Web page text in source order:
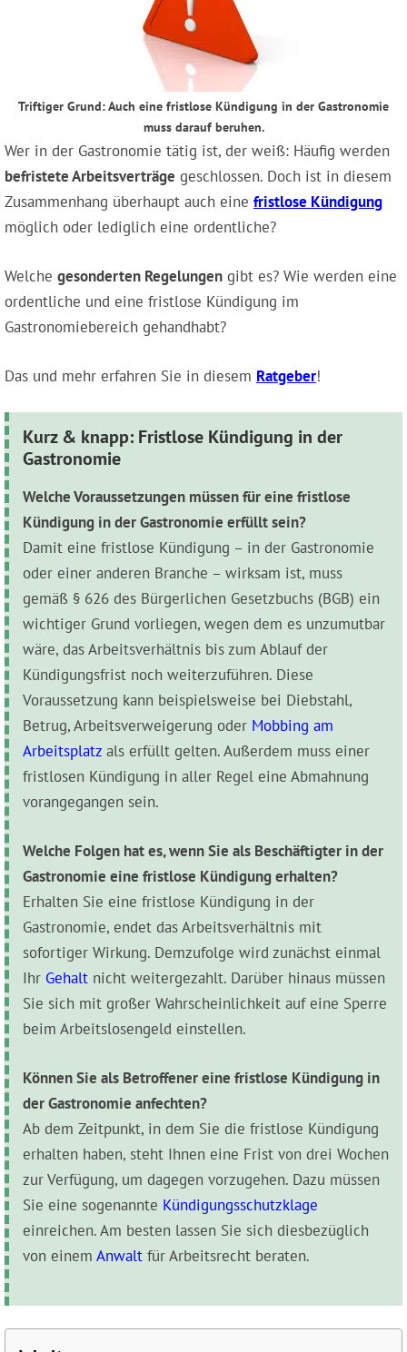
Triftiger Grund: Auch eine fristlose Kündigung in der Gastronomie
muss darauf beruhen.
Wer in der Gastronomie tätig ist, der weiß: Häufig werden
befristete Arbeitsverträge geschlossen. Doch ist in diesem
Zusammenhang überhaupt auch eine fristlose Kündigung
möglich oder lediglich eine ordentliche?
Welche gesonderten Regelungen gibt es? Wie werden eine
ordentliche und eine fristlose Kündigung im
Gastronomiebereich gehandhabt?
Das und mehr erfahren Sie in diesem Ratgeber!
Kurz & knapp: Fristlose Kündigung in der
Gastronomie
Welche Voraussetzungen müssen für eine fristlose
Kündigung in der Gastronomie erfüllt sein?
Damit eine fristlose Kündigung – in der Gastronomie
oder einer anderen Branche – wirksam ist, muss
gemäß § 626 des Bürgerlichen Gesetzbuchs (BGB) ein
wichtiger Grund vorliegen, wegen dem es unzumutbar
wäre, das Arbeitsv‌erhältnis bis zum Ablauf der
Kündig‌ungsfrist noch weiterzuführen. Diese
Voraussetzung kann beispielsweise bei Diebstahl,
Betrug, Arbeitsverweigerung oder Mobbing am
Arbeitsplatz als erfüllt gelten. Außerdem muss einer
fristlosen Kündigung in aller Regel eine Abm‌ahnung
vorangegangen sein.
Welche Folgen hat es, wenn Sie als Beschäftigter in der
Gastronomie eine fristlose Kündigung erhalten?
Erhalten Sie eine fristlose Kündigung in der
Gastronomie, endet das Arbeitsv‌erhältnis mit
sofortiger Wirkung. Demzufolge wird zunächst einmal
Ihr Gehalt nicht weitergezahlt. Darüber hinaus müssen
Sie sich mit großer Wahrscheinlichkeit auf eine Sperre
beim Arbeitslosengeld einstellen.
Können Sie als Betroffener eine fristlose Kündigung in
der Gastronomie anfechten?
Ab dem Zeitpunkt, in dem Sie die fristlose Kündigung
erhalten haben, steht Ihnen eine Frist von drei Wochen
zur Verfügung, um dagegen vorzugehen. Dazu müssen
Sie eine sogenannte Kündigungsschutzklage
einreichen. Am besten lassen Sie sich diesbezüglich
von einem Anwalt für Arbeitsrecht beraten.